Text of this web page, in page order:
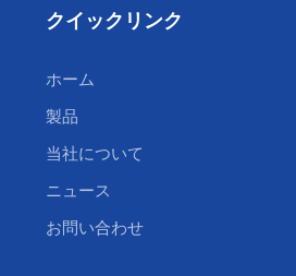
クイックリンク
ホーム
製品
当社について
ニュース
お問い合わせ